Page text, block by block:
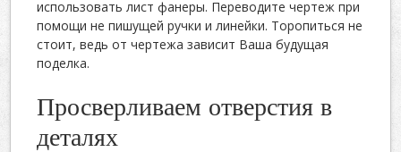
использовать лист фанеры. Переводите чертеж при
помощи не пишущей ручки и линейки. Торопиться не
стоит, ведь от чертежа зависит Ваша будущая
поделка.
Просверливаем отверстия в
деталях